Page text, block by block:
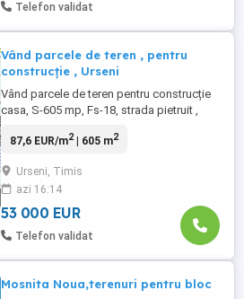
Telefon validat
Vând parcele de teren , pentru
construcție , Urseni
Vând parcele de teren pentru construcție
casa, S-605 mp, Fs-18, strada pietruit ,
lucru ,situat in localitatea Urseni către
87,6 EUR/m2| 605 m2
Urseni, Timis
azi 16:14
53 000 EUR
Telefon validat
Mosnita Noua,terenuri pentru bloc